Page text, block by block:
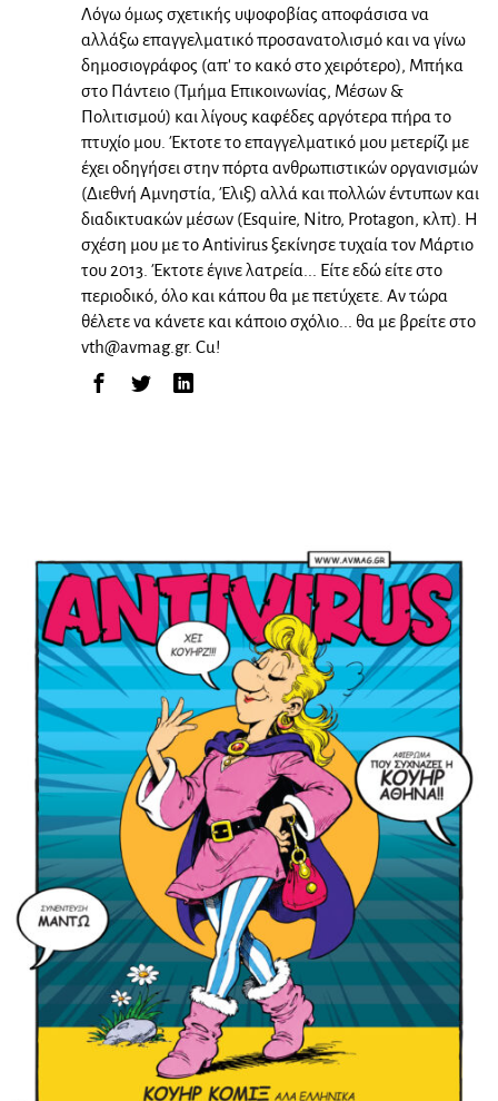
Λόγω όμως σχετικής υψοφοβίας αποφάσισα να
αλλάξω επαγγελματικό προσανατολισμό και να γίνω
δημοσιογράφος (απ' το κακό στο χειρότερο), Μπήκα
στο Πάντειο (Τμήμα Επικοινωνίας, Μέσων &
Πολιτισμού) και λίγους καφέδες αργότερα πήρα το
πτυχίο μου. Έκτοτε το επαγγελματικό μου μετερίζι με
έχει οδηγήσει στην πόρτα ανθρωπιστικών οργανισμών
(Διεθνή Αμνηστία, Έλιξ) αλλά και πολλών έντυπων και
διαδικτυακών μέσων (Esquire, Nitro, Protagon, κλπ). Η
σχέση μου με το Antivirus ξεκίνησε τυχαία τον Μάρτιο
του 2013. Έκτοτε έγινε λατρεία... Είτε εδώ είτε στο
περιοδικό, όλο και κάπου θα με πετύχετε. Αν τώρα
θέλετε να κάνετε και κάποιο σχόλιο... θα με βρείτε στο
vth@avmag.gr. Cu!